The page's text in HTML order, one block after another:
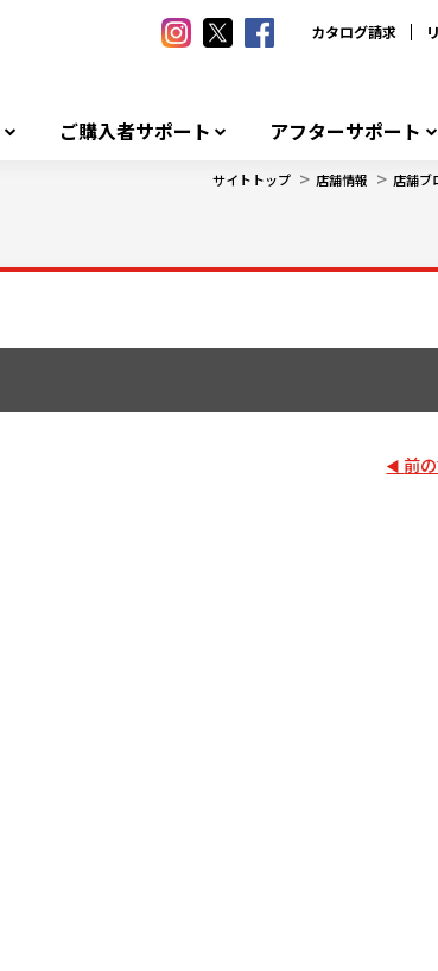
カタログ請求
ご購入者サポート アフターサポート
サイトトップ > 店舗情報 > 店舗ブ
前